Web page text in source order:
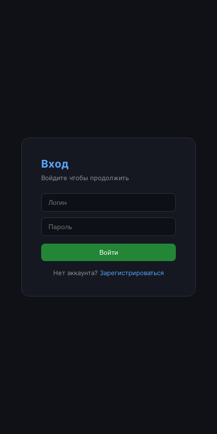
Вход
Войдите чтобы продолжить
Войти
Нет аккаунта? Зарегистрироваться